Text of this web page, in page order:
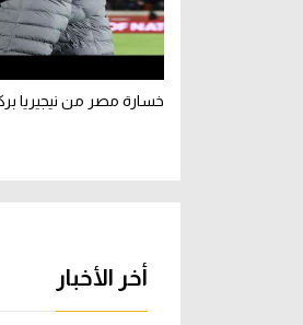
خسارة مصر من نيجيريا بركلات
أخر الأخبار